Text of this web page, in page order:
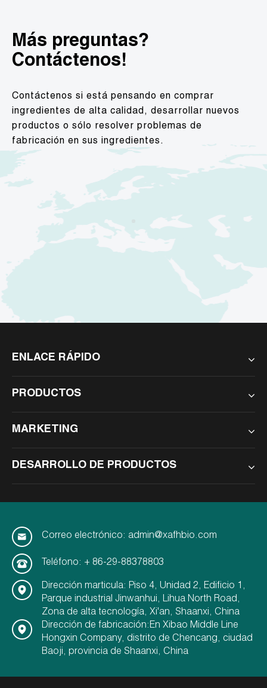
Más preguntas?
Contáctenos!
Contáctenos si está pensando en comprar
ingredientes de alta calidad, desarrollar nuevos
productos o sólo resolver problemas de
fabricación en sus ingredientes.
ENLACE RÁPIDO
PRODUCTOS
MARKETING
DESARROLLO DE PRODUCTOS
Correo electrónico: admin@xafhbio.com
Teléfono: + 86-29-88378803
Dirección marticula: Piso 4, Unidad 2, Edificio 1,
Parque industrial Jinwanhui, Lihua North Road,
Zona de alta tecnología, Xi'an, Shaanxi, China
Dirección de fabricación:En Xibao Middle Line
Hongxin Company, distrito de Chencang, ciudad
Baoji, provincia de Shaanxi, China